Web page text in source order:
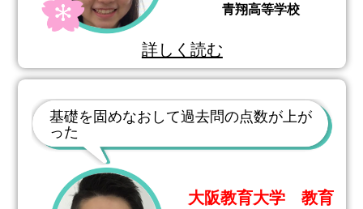
青翔高等学校
詳しく読む
基礎を固めなおして過去問の点数が上が
った
大阪教育大学 教育